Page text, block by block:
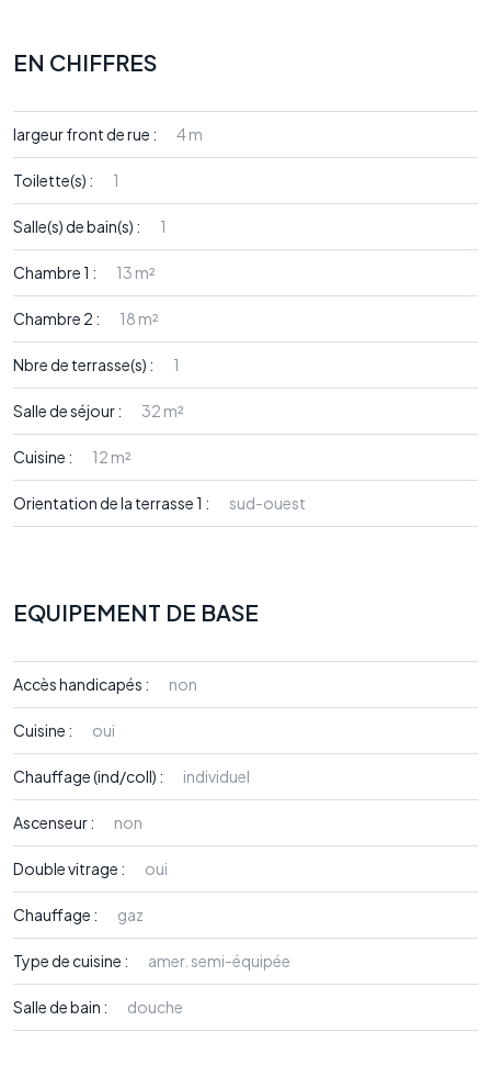
EN CHIFFRES
largeur front de rue : 4 m
Toilette(s) : 1
Salle(s) de bain(s) : 1
Chambre 1 : 13 m²
Chambre 2 : 18 m²
Nbre de terrasse(s) : 1
Salle de séjour : 32 m²
Cuisine : 12 m²
Orientation de la terrasse 1 : sud-ouest
EQUIPEMENT DE BASE
Accès handicapés : non
Cuisine : oui
Chauffage (ind/coll) : individuel
Ascenseur : non
Double vitrage : oui
Chauffage : gaz
Type de cuisine : amer. semi-équipée
Salle de bain : douche